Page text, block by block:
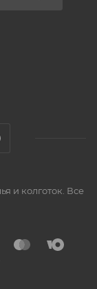
и колготок. Все